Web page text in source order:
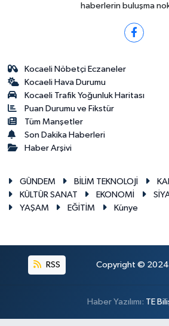
haberlerin buluşma
Kocaeli Nöbetçi Eczaneler
Kocaeli Hava Durumu
Kocaeli Trafik Yoğunluk Haritası
Puan Durumu ve Fikstür
Tüm Manşetler
Son Dakika Haberleri
Haber Arşivi
GÜNDEM BİLİM TEKNOLOJİ
KÜLTÜR SANAT
EKONOMİ
YAŞAM
EĞİTİM Künye
RSS Copyright © 2024.
Haber Yazılımı: TE